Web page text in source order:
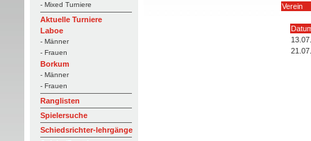
- Mixed Turniere
Aktuelle Turniere
Laboe
- Männer
- Frauen
Borkum
- Männer
- Frauen
Ranglisten
Spielersuche
Schiedsrichter-lehrgänge
Verein